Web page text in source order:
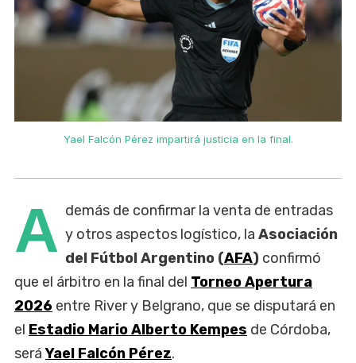
Yael Falcón Pérez impartirá justicia en la final.
A demás de confirmar la venta de entradas
y otros aspectos logístico, la Asociación
del Fútbol Argentino (AFA) confirmó
que el árbitro en la final del Torneo Apertura
2026 entre River y Belgrano, que se disputará en
el Estadio Mario Alberto Kempes de Córdoba,
seráYael Falcón Pérez.